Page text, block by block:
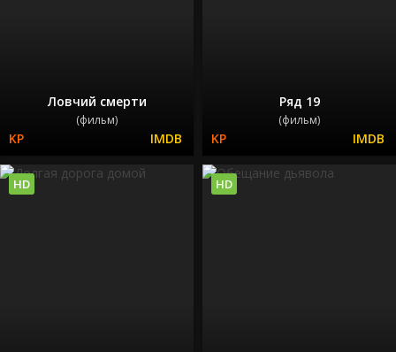
Ловчий смерти
(фильм)
Ряд 19
(фильм)
HD HD